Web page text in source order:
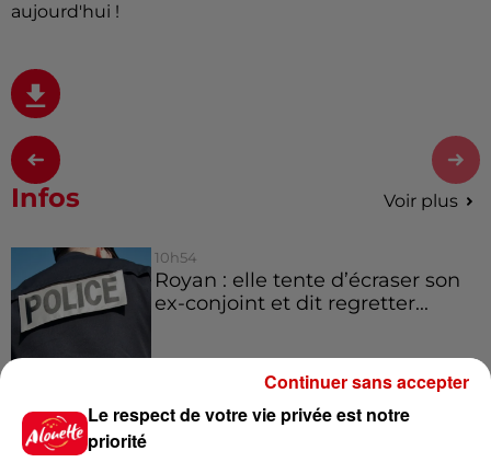
aujourd'hui !
Infos Voir plus
10h54
Royan : elle tente d’écraser son
ex-conjoint et dit regretter...
Cambriolages : plus de 18 000
Le respect de votre vie privée est notre
priorité
Continuer sans accepter